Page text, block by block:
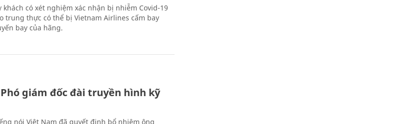
khách có xét nghiệm xác nhận bị nhiễm Covid-19
trung thực có thể bị Vietnam Airlines cấm bay
bay của hãng.
giám đốc đài truyền hình kỹ
nói Việt Nam đã quyết định bổ nhiệm ông